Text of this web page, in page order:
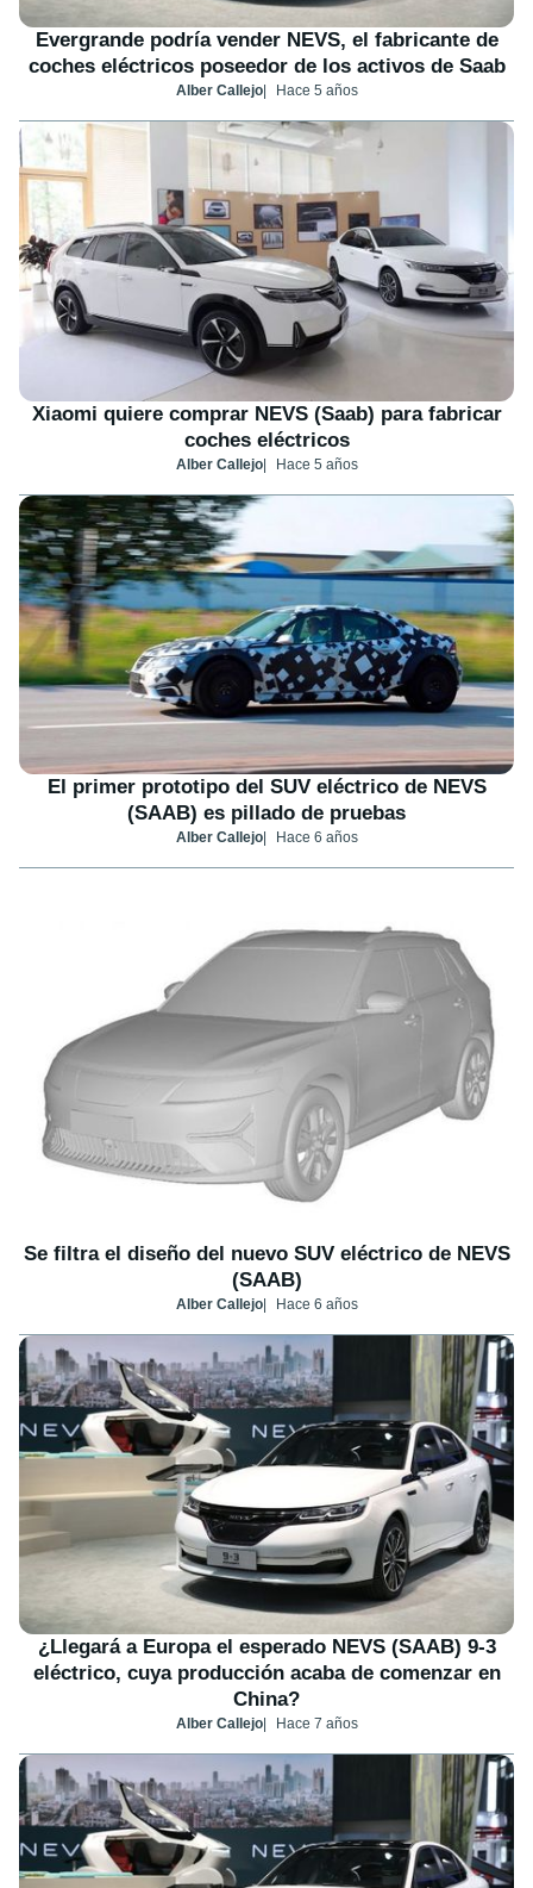
Evergrande podría vender NEVS, el fabricante de
coches eléctricos poseedor de los activos de Saab
Alber Callejo Hace 5 años
Xiaomi quiere comprar NEVS (Saab) para fabricar
coches eléctricos
Alber Callejo Hace 5 años
El primer prototipo del SUV eléctrico de NEVS
(SAAB) es pillado de pruebas
Alber Callejo Hace 6 años
Se filtra el diseño del nuevo SUV eléctrico de NEVS
(SAAB)
Alber Callejo Hace 6 años
¿Llegará a Europa el esperado NEVS (SAAB) 9-3
eléctrico, cuya producción acaba de comenzar en
China?
Alber Callejo Hace 7 años